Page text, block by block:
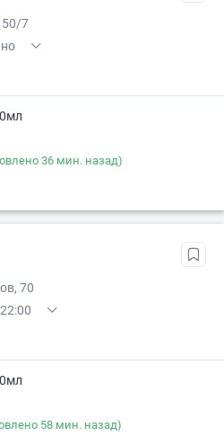
50/7
36 мин. назад)
70
58 мин. назад)